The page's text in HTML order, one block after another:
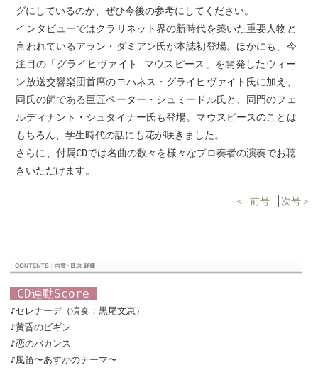
グにしているのか、ぜひ今後の参考にしてください。
インタビューではクラリネット界の新時代を築いた重要人物と
言われているアラン・ダミアン氏が本誌初登場。ほかにも、今
注目の「グライヒヴァイト マウスピース」を開発したウィー
ン放送交響楽団首席のヨハネス・グライヒヴァイト氏に加え、
同氏の師である巨匠ペーター・シュミードル氏と、同門のフェ
ルディナント・シュタイナー氏も登場。マウスピースのことは
もちろん、学生時代の話にも花が咲きました。
さらに、付属CDでは名曲の数々を様々なプロ奏者の演奏でお聴
きいただけます。
＜ 前号 次号＞
CD連動Score
♪セレナーデ（演奏：黒尾文恵）
♪黄昏のビギン
♪恋のバカンス
♪風笛〜あすかのテーマ〜